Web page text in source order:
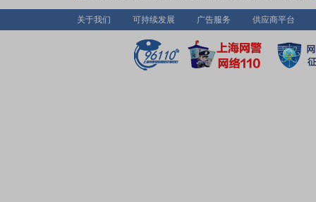
关于我们 可持续发展 广告服务 供应商平台